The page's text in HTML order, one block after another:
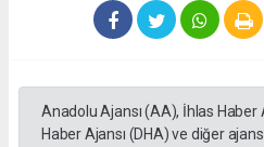
Anadolu Ajansı (AA), İhlas Haber
Haber Ajansı (DHA) ve diğer